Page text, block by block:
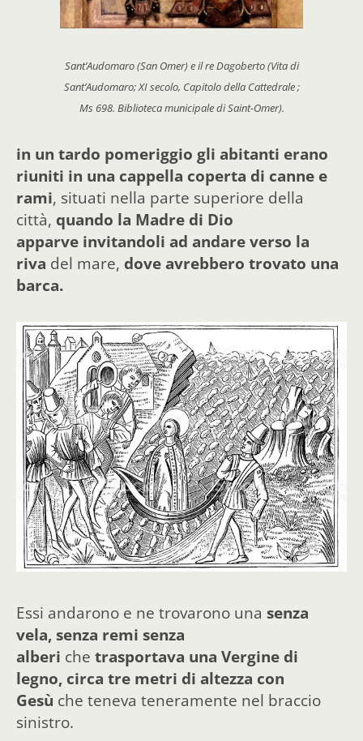
Sant’Audomaro (San Omer) e il re Dagoberto (Vita di
Sant’Audomaro; XI secolo, Capitolo della Cattedrale ;
Ms 698. Biblioteca municipale di Saint-Omer).
in un tardo pomeriggio gli abitanti erano
riuniti in una cappella coperta di canne e
rami, situati nella parte superiore della
città, quando la Madre di Dio
apparve invitandoli ad andare verso la
riva del mare, dove avrebbero trovato una
barca.
Essi andarono e ne trovarono una senza
vela, senza remi senza
alberi che trasportava una Vergine di
legno, circa tre metri di altezza con
Gesù che teneva teneramente nel braccio
sinistro.